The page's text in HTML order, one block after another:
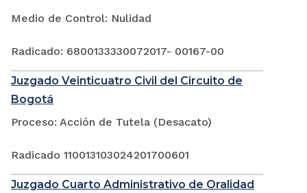
Medio de Control: Nulidad
Radicado: 6800133330072017- 00167-00
Juzgado Veinticuatro Civil del Circuito de
Bogotá
Proceso: Acción de Tutela (Desacato)
Radicado 110013103024201700601
Juzgado Cuarto Administrativo de Oralidad